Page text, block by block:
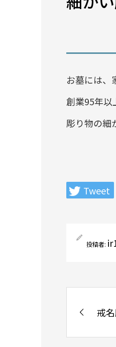
お墓には、
創業95年以
彫り物の細
Tweet
投稿者:
戒